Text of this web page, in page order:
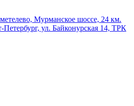
Мурманское шоссе, 24 км.
Петербург, ул. Байконурская 14, ТРК